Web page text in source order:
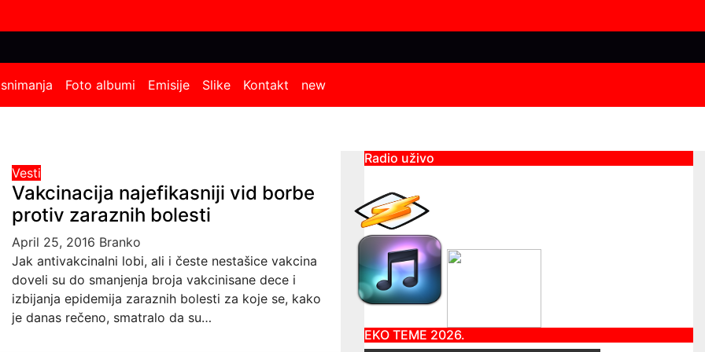
Foto albumi Emisije Slike Kontakt new
Vesti
Vakcinacija najefikasniji vid borbe
protiv zaraznih bolesti
April 25, 2016 Branko
Jak antivakcinalni lobi, ali i česte nestašice vakcina
doveli su do smanjenja broja vakcinisane dece i
izbijanja epidemija zaraznih bolesti za koje se, kako
je danas rečeno, smatralo da su…
Radio uživo
EKO TEME 2026.